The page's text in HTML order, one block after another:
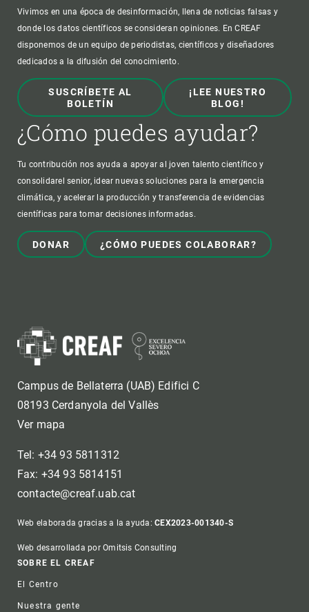
Vivimos en una época de desinformación, llena de noticias falsas y
donde los datos científicos se consideran opiniones. En CREAF
disponemos de un equipo de periodistas, científicos y diseñadores
dedicados a la difusión del conocimiento.
SUSCRÍBETE AL
BOLETÍN
¡LEE NUESTRO
BLOG!
¿Cómo puedes ayudar?
Tu contribución nos ayuda a apoyar al joven talento científico y
consolidarel senior, idear nuevas soluciones para la emergencia
climática, y acelerar la producción y transferencia de evidencias
científicas para tomar decisiones informadas.
DONAR ¿CÓMO PUEDES COLABORAR?
Campus de Bellaterra (UAB) Edifici C
08193 Cerdanyola del Vallès
Ver mapa
Tel: +34 93 5811312
Fax: +34 93 5814151
contacte@creaf.uab.cat
Web elaborada gracias a la ayuda:CEX2023-001340-S
Web desarrollada por Omitsis Consulting
Footer
SOBRE EL CREAF
El Centro
Nuestra gente